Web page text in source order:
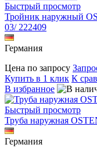
Быстрый просмотр
Тройник наружный
03/ 222409
Германия
Цена по запросу
Купить в 1 клик К
В избранное
Быстрый просмотр
Труба наружная
Германия